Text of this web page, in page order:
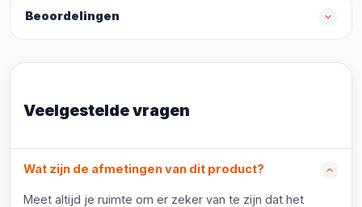
Beoordelingen
Veelgestelde vragen
Wat zijn de afmetingen van dit product?
Meet altijd je ruimte om er zeker van te zijn dat het